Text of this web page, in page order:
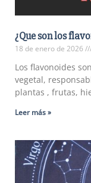
¿Que son los
18 de enero de 2026
Los flavonoides
vegetal,
plantas , frutas,
Leer más »